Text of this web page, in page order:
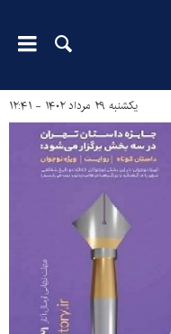
یکشنبه ۲۹ مرداد ۱۴۰۲ - ۱۲:۴۱